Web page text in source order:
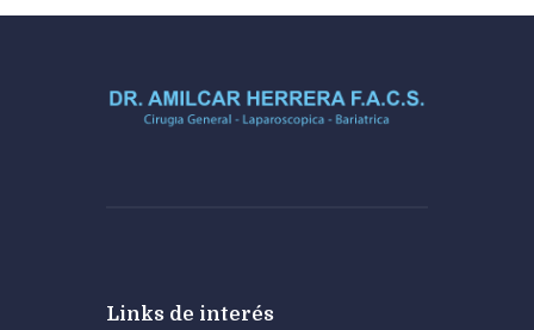
Links de interés